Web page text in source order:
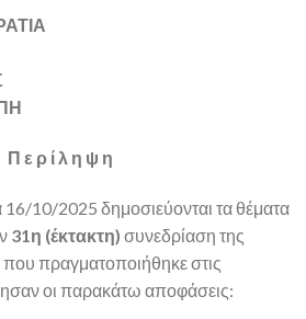
Π ε ρ ί λ η ψ η
10/2025 δημοσιεύονται τα θέματα
31η (έκτακτη) συνεδρίαση της
πραγματοποιήθηκε στις
οι παρακάτω αποφάσεις: